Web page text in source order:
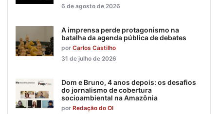
6 de agosto de 2026
A imprensa perde protagonismo na
batalha da agenda pública de debates
por Carlos Castilho
31 de julho de 2026
Dom e Bruno, 4 anos depois: os desafios
do jornalismo de cobertura
socioambiental na Amazônia
por Redação do OI